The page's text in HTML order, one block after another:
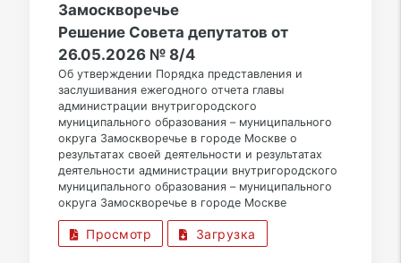
Замоскворечье
Решение Совета депутатов от
26.05.2026 № 8/4
Об утверждении Порядка представления и
заслушивания ежегодного отчета главы
администрации внутригородского
муниципального образования – муниципального
округа Замоскворечье в городе Москве о
результатах своей деятельности и результатах
деятельности администрации внутригородского
муниципального образования – муниципального
округа Замоскворечье в городе Москве
Просмотр Загрузка